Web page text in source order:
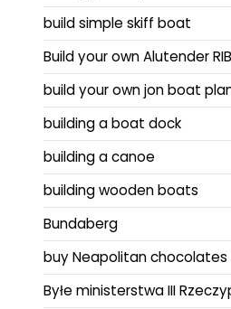
build simple skiff boat
Build your own Alutender RIB
build your own jon boat
building a boat dock
building a canoe
building wooden boats
Bundaberg
buy Neapolitan chocolates
Byłe ministerstwa III